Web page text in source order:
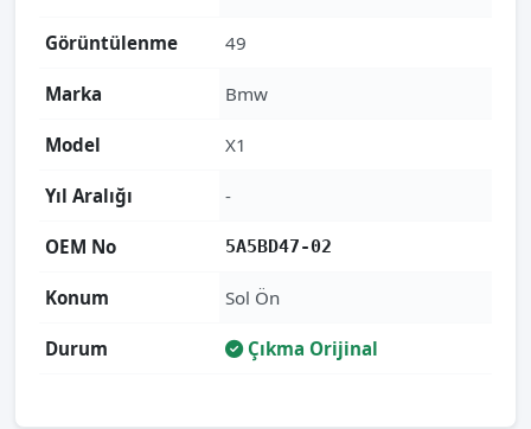
Görüntülenme 49
Marka Bmw
Model X1
Yıl Aralığı -
OEM No 5A5BD47-02
Konum Sol Ön
Durum Çıkma Orijinal